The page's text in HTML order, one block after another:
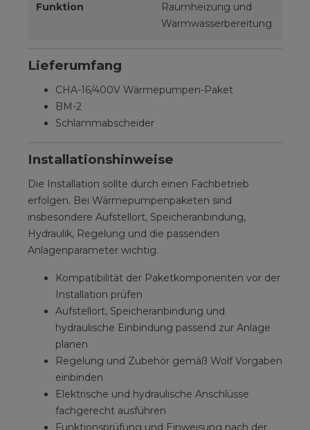
Funktion
Raumheizung und
Warmwasserbereitung
Lieferumfang
CHA-16/400V Wärmepumpen-Paket
BM-2
Schlammabscheider
Installationshinweise
Die Installation sollte durch einen Fachbetrieb
erfolgen. Bei Wärmepumpenpaketen sind
insbesondere Aufstellort, Speicheranbindung,
Hydraulik, Regelung und die passenden
Anlagenparameter wichtig.
Kompatibilität der Paketkomponenten vor der
Installation prüfen
Aufstellort, Speicheranbindung und
hydraulische Einbindung passend zur Anlage
planen
Regelung und Zubehör gemäß Wolf Vorgaben
einbinden
Elektrische und hydraulische Anschlüsse
fachgerecht ausführen
Funktionsprüfung und Einweisung nach der